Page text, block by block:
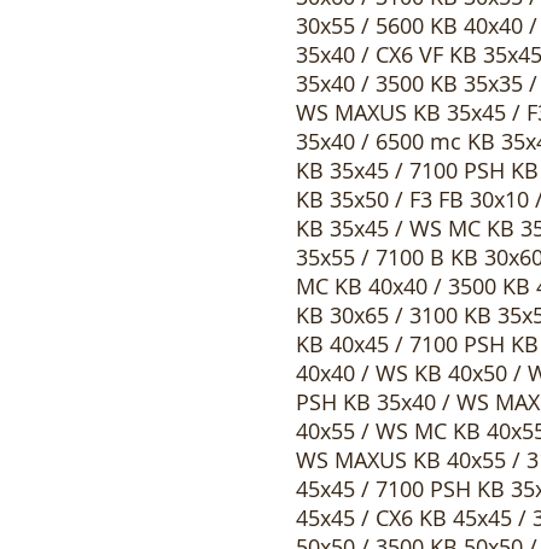
30x55 / 5600 KB 40x40 /
35x40 / CX6 VF KB
35x40 / 3500 KB 35x35
WS MAXUS KB 35x45 /
35x40 / 6500 mc KB
KB 35x45 / 7100 PSH
KB 35x50 / F3 FB
KB 35x45 / WS MC KB
35x55 / 7100 B KB
MC KB 40x40 / 3500 KB
KB 30x65 / 3100 KB
KB 40x45 / 7100 PSH
40x40 / WS KB 40x50 /
PSH KB 35x40 / WS
40x55 / WS MC KB
WS MAXUS KB 40x55 /
45x45 / 7100 PSH KB
45x45 / CX6 KB 45x45 /